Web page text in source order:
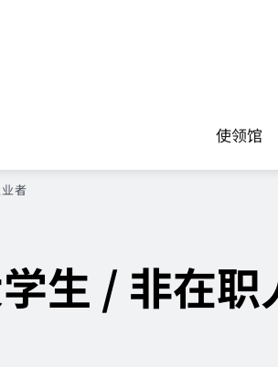
使领馆
者
生 / 非在职